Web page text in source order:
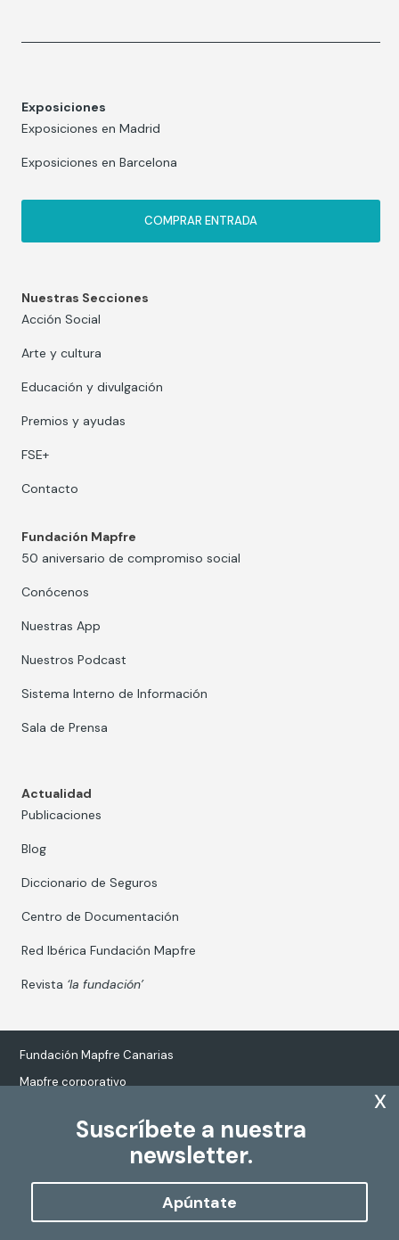
Suscríbete a nuestra
newsletter.
Apúntate
x
Exposiciones
Exposiciones en Madrid
Exposiciones en Barcelona
COMPRAR ENTRADA
Nuestras Secciones
Acción Social
Arte y cultura
Educación y divulgación
Premios y ayudas
FSE+
Contacto
Fundación Mapfre
50 aniversario de compromiso social
Conócenos
Nuestras App
Nuestros Podcast
Sistema Interno de Información
Sala de Prensa
Actualidad
Publicaciones
Blog
Diccionario de Seguros
Centro de Documentación
Red Ibérica Fundación Mapfre
Revista ‘la fundación’
Fundación Mapfre Canarias
Mapfre corporativo
Tratamiento de datos personales
Política de Cookies